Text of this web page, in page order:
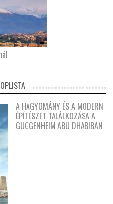
A HAGYOMÁNY ÉS A MODERN
ÉPÍTÉSZET TALÁLKOZÁSA A
GUGGENHEIM ABU DHABIBAN